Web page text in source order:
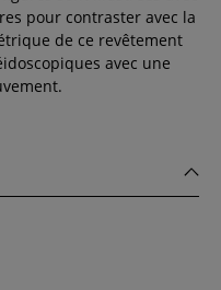
pour contraster avec la
de ce revêtement
avec une